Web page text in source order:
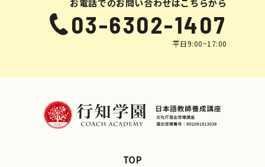
お電話でのお問い合わせはこちらから
03-6302-1407
平日9:00~17:00
TOP